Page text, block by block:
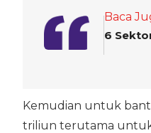
Baca
6
Kemudian untuk
triliun terutama untuk